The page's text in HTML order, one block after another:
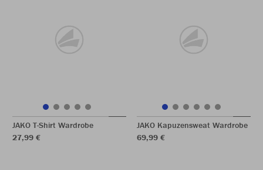
JAKO T-Shirt Wardrobe
27,99 €
JAKO Kapuzensweat Wardrobe
69,99 €